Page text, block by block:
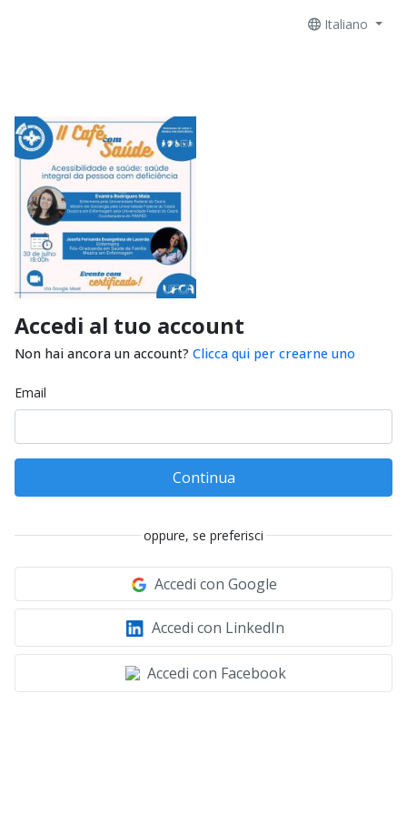
Italiano
Accedi al tuo account
Non hai ancora un account? Clicca qui per crearne uno
Email
Continua
oppure, se preferisci
Accedi con Google
Accedi con LinkedIn
Accedi con Facebook